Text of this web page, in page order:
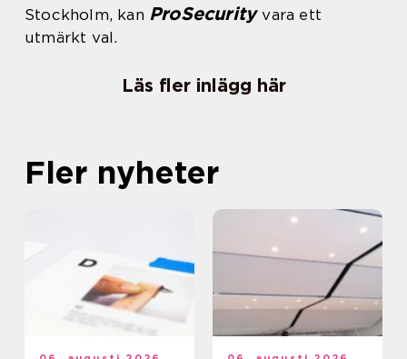
Stockholm, kan ProSecurity vara ett
utmärkt val.
Läs fler inlägg här
Fler nyheter